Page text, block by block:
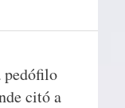
pedófilo
citó a